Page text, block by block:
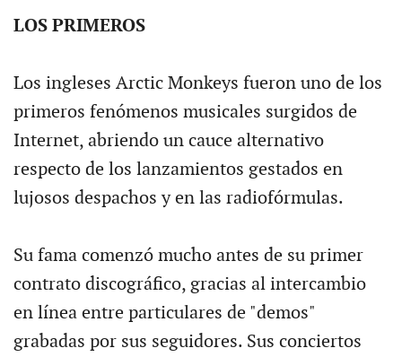
LOS PRIMEROS
Los ingleses Arctic Monkeys fueron uno de los
primeros fenómenos musicales surgidos de
Internet, abriendo un cauce alternativo
respecto de los lanzamientos gestados en
lujosos despachos y en las radiofórmulas.
Su fama comenzó mucho antes de su primer
contrato discográfico, gracias al intercambio
en línea entre particulares de "demos"
grabadas por sus seguidores. Sus conciertos